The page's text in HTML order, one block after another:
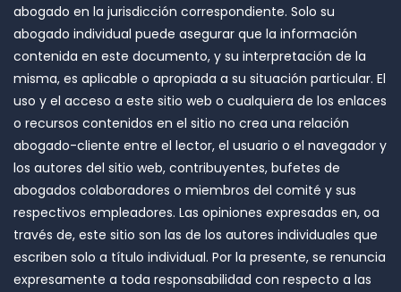
abogado en la jurisdicción correspondiente. Solo su
abogado individual puede asegurar que la información
contenida en este documento, y su interpretación de la
misma, es aplicable o apropiada a su situación particular. El
uso y el acceso a este sitio web o cualquiera de los enlaces
o recursos contenidos en el sitio no crea una relación
abogado-cliente entre el lector, el usuario o el navegador y
los autores del sitio web, contribuyentes, bufetes de
abogados colaboradores o miembros del comité y sus
respectivos empleadores. Las opiniones expresadas en, oa
través de, este sitio son las de los autores individuales que
escriben solo a título individual. Por la presente, se renuncia
expresamente a toda responsabilidad con respecto a las